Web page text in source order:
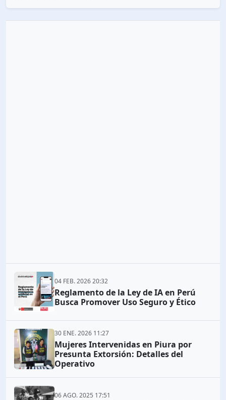
04 FEB. 2026 20:32
Reglamento de la Ley de IA en Perú
Busca Promover Uso Seguro y Ético
30 ENE. 2026 11:27
Mujeres Intervenidas en Piura por
Presunta Extorsión: Detalles del
Operativo
06 AGO. 2025 17:51